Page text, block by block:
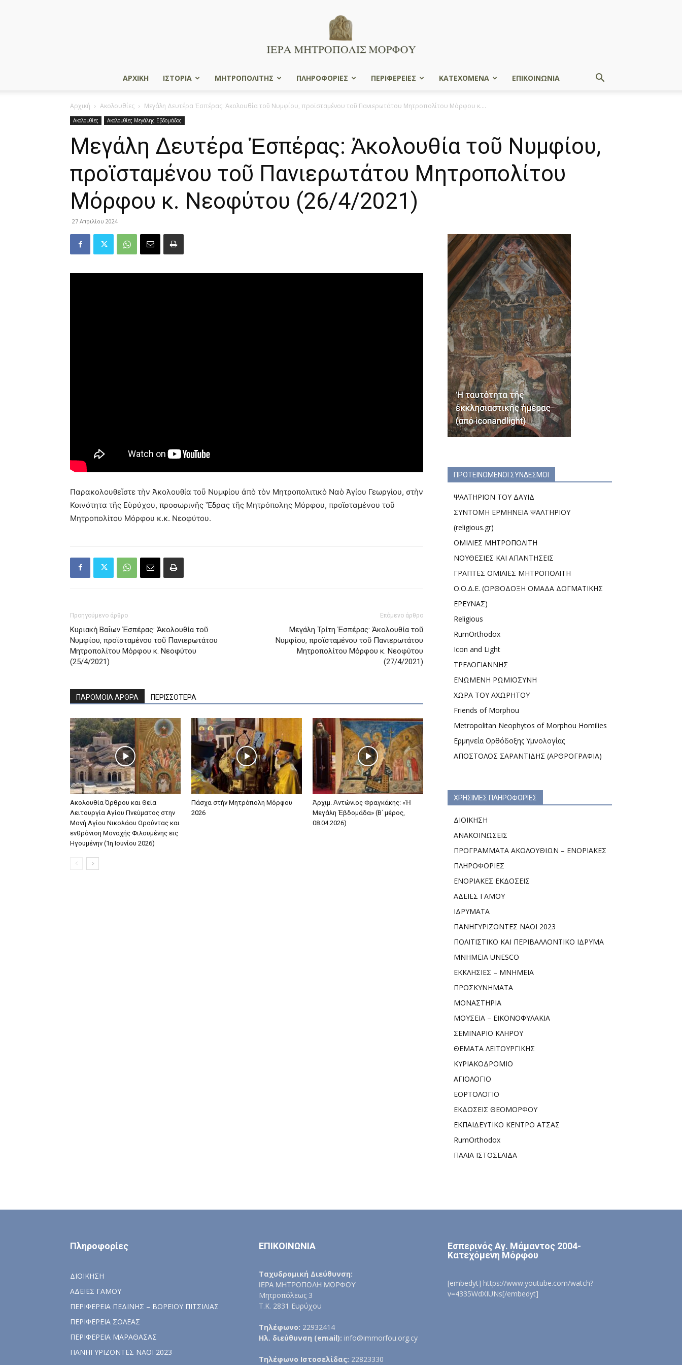
ΑΡΧΙΚΗ ΙΣΤΟΡΙΑ ΜΗΤΡΟΠΟΛΙΤΗΣ ΠΛΗΡΟΦΟΡΙΕΣ ΠΕΡΙΦΕΡΕΙΕΣ ΚΑΤΕΧΟΜΕΝΑ ΕΠΙΚΟΙΝΩΝΙΑ
Αρχική Ακολουθίες Μεγάλη Δευτέρα Ἑσπέρας: Ἀκολουθία τοῦ Νυμφίου, προϊσταμένου τοῦ Πανιερωτάτου Μητροπολίτου Μόρφου κ....
Ακολουθίες Ακολουθίες Μεγάλης Εβδομάδος
Μεγάλη Δευτέρα Ἑσπέρας: Ἀκολουθία τοῦ Νυμφίου,
προϊσταμένου τοῦ Πανιερωτάτου Μητροπολίτου
Μόρφου κ. Νεοφύτου (26/4/2021)
27 Απριλίου 2024
Παρακολουθεῖστε τὴν Ἀκολουθία τοῦ Νυμφίου ἀπὸ τὸν Μητροπολιτικὸ Ναὸ Ἁγίου Γεωργίου, στὴν
Κοινότητα τῆς Εὺρύχου, προσωρινῆς Ἕδρας τῆς Μητρὀπολης Μόρφου, προϊσταμένου τοῦ
Μητροπολίτου Μόρφου κ.κ. Νεοφύτου.
Προηγούμενο άρθρο
Κυριακὴ Βαΐων Ἑσπέρας: Ἀκολουθία τοῦ
Νυμφίου, προϊσταμένου τοῦ Πανιερωτάτου
Μητροπολίτου Μόρφου κ. Νεοφύτου
(25/4/2021)
Επόμενο άρθρο
Μεγάλη Τρίτη Ἑσπέρας: Ἀκολουθία τοῦ
Νυμφίου, προϊσταμένου τοῦ Πανιερωτάτου
Μητροπολίτου Μόρφου κ. Νεοφύτου
(27/4/2021)
ΠΑΡΟΜΟΙΑ ΑΡΘΡΑ ΠΕΡΙΣΣΟΤΕΡΑ
Aκολουθία Όρθρου και Θεία
Λειτουργία Αγίου Πνεύματος στην
Μονή Αγίου Νικολάου Ορούντας και
ενθρόνιση Μοναχής Φιλουμένης εις
Ηγουμένην (1η Ιουνίου 2026)
Πάσχα στήν Μητρόπολη Μόρφου
2026
Ἀρχιμ. Ἀντώνιος Φραγκάκης: «Ἡ
Μεγάλη Ἑβδομάδα» (Β΄ μέρος,
08.04.2026)
ΠΡΟΤΕΙΝΟΜΕΝΟΙ ΣΥΝΔΕΣΜΟΙ
ΨΑΛΤΗΡΙΟΝ ΤΟΥ ΔΑΥΙΔ
ΣΥΝΤΟΜΗ ΕΡΜΗΝΕΙΑ ΨΑΛΤΗΡΙΟΥ
(religious.gr)
ΟΜΙΛΙΕΣ ΜΗΤΡΟΠΟΛΙΤΗ
ΝΟΥΘΕΣΙΕΣ ΚΑΙ ΑΠΑΝΤΗΣΕΙΣ
ΓΡΑΠΤΕΣ ΟΜΙΛΙΕΣ ΜΗΤΡΟΠΟΛΙΤΗ
Ο.Ο.Δ.Ε. (ΟΡΘΟΔΟΞΗ ΟΜΑΔΑ ΔΟΓΜΑΤΙΚΗΣ
ΕΡΕΥΝΑΣ)
Religious
RumOrthodox
Icon and Light
ΤΡΕΛΟΓΙΑΝΝΗΣ
ΕΝΩΜΕΝΗ ΡΩΜΙΟΣΥΝΗ
ΧΩΡΑ ΤΟΥ ΑΧΩΡΗΤΟΥ
Friends of Morphou
Metropolitan Neophytos of Morphou Homilies
Ερμηνεία Ορθόδοξης Υμνολογίας
ΑΠΟΣΤΟΛΟΣ ΣΑΡΑΝΤΙΔΗΣ (ΑΡΘΡΟΓΡΑΦΙΑ)
ΧΡΗΣΙΜΕΣ ΠΛΗΡΟΦΟΡΙΕΣ
ΔΙΟΙΚΗΣΗ
ΑΝΑΚΟΙΝΩΣΕΙΣ
ΠΡΟΓΡΑΜΜΑΤΑ ΑΚΟΛΟΥΘΙΩΝ – ΕΝΟΡΙΑΚΕΣ
ΠΛΗΡΟΦΟΡΙΕΣ
ΕΝΟΡΙΑΚΕΣ ΕΚΔΟΣΕΙΣ
ΑΔΕΙΕΣ ΓΑΜΟΥ
ΙΔΡΥΜΑΤΑ
ΠΑΝΗΓΥΡΙΖΟΝΤΕΣ ΝΑΟΙ 2023
ΠΟΛΙΤΙΣΤΙΚΟ ΚΑΙ ΠΕΡΙΒΑΛΛΟΝΤΙΚΟ ΙΔΡΥΜΑ
ΜΝΗΜΕΙΑ UNESCO
ΕΚΚΛΗΣΙΕΣ – ΜΝΗΜΕΙΑ
ΠΡΟΣΚΥΝΗΜΑΤΑ
ΜΟΝΑΣΤΗΡΙΑ
ΜΟΥΣΕΙΑ – ΕΙΚΟΝΟΦΥΛΑΚΙΑ
ΣΕΜΙΝΑΡΙΟ ΚΛΗΡΟΥ
ΘΕΜΑΤΑ ΛΕΙΤΟΥΡΓΙΚΗΣ
ΚΥΡΙΑΚΟΔΡΟΜΙΟ
ΑΓΙΟΛΟΓΙΟ
ΕΟΡΤΟΛΟΓΙΟ
ΕΚΔΟΣΕΙΣ ΘΕΟΜΟΡΦΟΥ
ΕΚΠΑΙΔΕΥΤΙΚΟ ΚΕΝΤΡΟ ΑΤΣΑΣ
RumOrthodox
ΠΑΛΙΑ ΙΣΤΟΣΕΛΙΔΑ
Πληροφορίες
ΔΙΟΙΚΗΣΗ
ΑΔΕΙΕΣ ΓΑΜΟΥ
ΠΕΡΙΦΕΡΕΙΑ ΠΕΔΙΝΗΣ – ΒΟΡΕΙΟΥ ΠΙΤΣΙΛΙΑΣ
ΠΕΡΙΦΕΡΕΙΑ ΣΟΛΕΑΣ
ΠΕΡΙΦΕΡΕΙΑ ΜΑΡΑΘΑΣΑΣ
ΠΑΝΗΓΥΡΙΖΟΝΤΕΣ ΝΑΟΙ 2023
ΕΠΙΚΟΙΝΩΝΙΑ
Ταχυδρομική Διεύθυνση:
ΙΕΡΑ ΜΗΤΡΟΠΟΛΗ ΜΟΡΦΟΥ
Μητροπόλεως 3
Τ.Κ. 2831 Ευρύχου
Τηλέφωνο: 22932414
Ηλ. διεύθυνση (email): info@immorfou.org.cy
Τηλέφωνο Ιστοσελίδας: 22823330
Εσπερινός Αγ. Μάμαντος 2004-
Κατεχόμενη Μόρφου
[embedyt] https://www.youtube.com/watch?
v=4335WdXIUNs[/embedyt]